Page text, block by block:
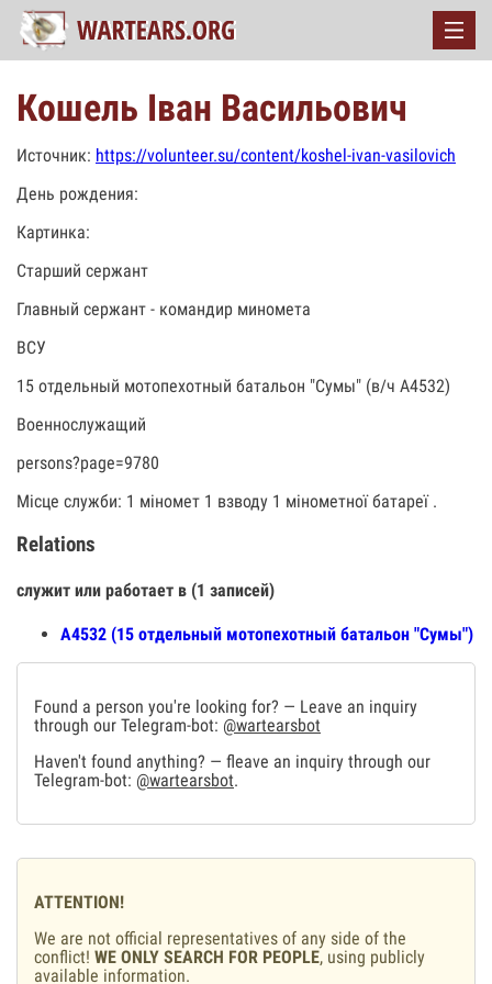
Кошель Іван Васильович
Источник: https://volunteer.su/content/koshel-ivan-vasilovich
День рождения:
Картинка:
Старший сержант
Главный сержант - командир миномета
ВСУ
15 отдельный мотопехотный батальон "Сумы" (в/ч А4532)
Военнослужащий
persons?page=9780
Місце служби: 1 міномет 1 взводу 1 мінометної батареї .
Relations
служит или работает в (1 записей)
А4532 (15 отдельный мотопехотный батальон "Сумы")
Found a person you're looking for? — Leave an inquiry
through our Telegram-bot: @wartearsbot
Haven't found anything? — fleave an inquiry through our
Telegram-bot: @wartearsbot.
ATTENTION!
We are not official representatives of any side of the
conflict! WE ONLY SEARCH FOR PEOPLE, using publicly
available information.